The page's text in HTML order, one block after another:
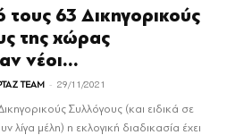
τους 63 Δικηγορικούς
της χώρας
νέοι...
TEAM - 29/11/2021
Συλλόγους (και ειδικά σε
λίγα μέλη) η εκλογική διαδικασία έχει